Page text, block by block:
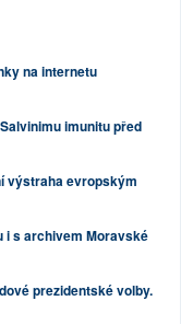
na internetu
imunitu před
výstraha evropským
i s archivem Moravské
prezidentské volby.